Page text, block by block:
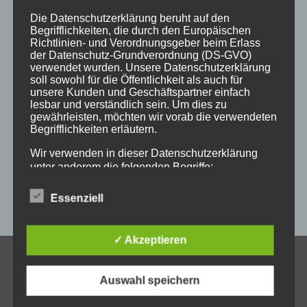
holzgeschenke holzpostkarten holzprodukte
holzschild holzschilder holzwaren individuell
kempten laser lasergravur lasergravuren
messestand post schild schilder schilder aus holz
sulzberg weihnachten weihnachtsgeschenke
weihnachtsmarkt werbeartikel werbemittel
KONTAKT
Die Datenschutzerklärung beruht auf den
Begrifflichkeiten, die durch den Europäischen
Richtlinien- und Verordnungsgeber beim Erlass
der Datenschutz-Grundverordnung (DS-GVO)
verwendet wurden. Unsere Datenschutzerklärung
soll sowohl für die Öffentlichkeit als auch für
unsere Kunden und Geschäftspartner einfach
lesbar und verständlich sein. Um dies zu
gewährleisten, möchten wir vorab die verwendeten
Begrifflichkeiten erläutern.
Wir verwenden in dieser Datenschutzerklärung
unter anderem die folgenden Begriffe:
a) personenbezogene Daten
die sich auf eine identifizierte oder identifizierbare
natürliche Person (im Folgenden „betroffene
Person") beziehen. Als identifizierbar wird eine
Essenziell
✓ Akzeptieren
Auswahl speichern